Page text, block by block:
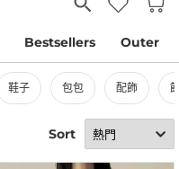
Bestsellers Outer
鞋子 包包 配飾
Sort